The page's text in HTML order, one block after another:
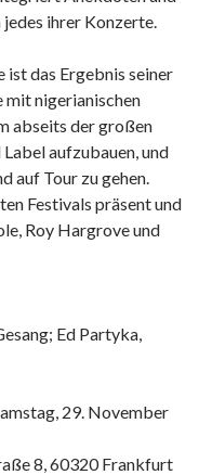
ihrer Konzerte.
das Ergebnis seiner
mit nigerianischen
abseits der großen
aufzubauen, und
auf Tour zu gehen.
Festivals präsent und
Roy Hargrove und
Ed Partyka,
29. November
8, 60320 Frankfurt